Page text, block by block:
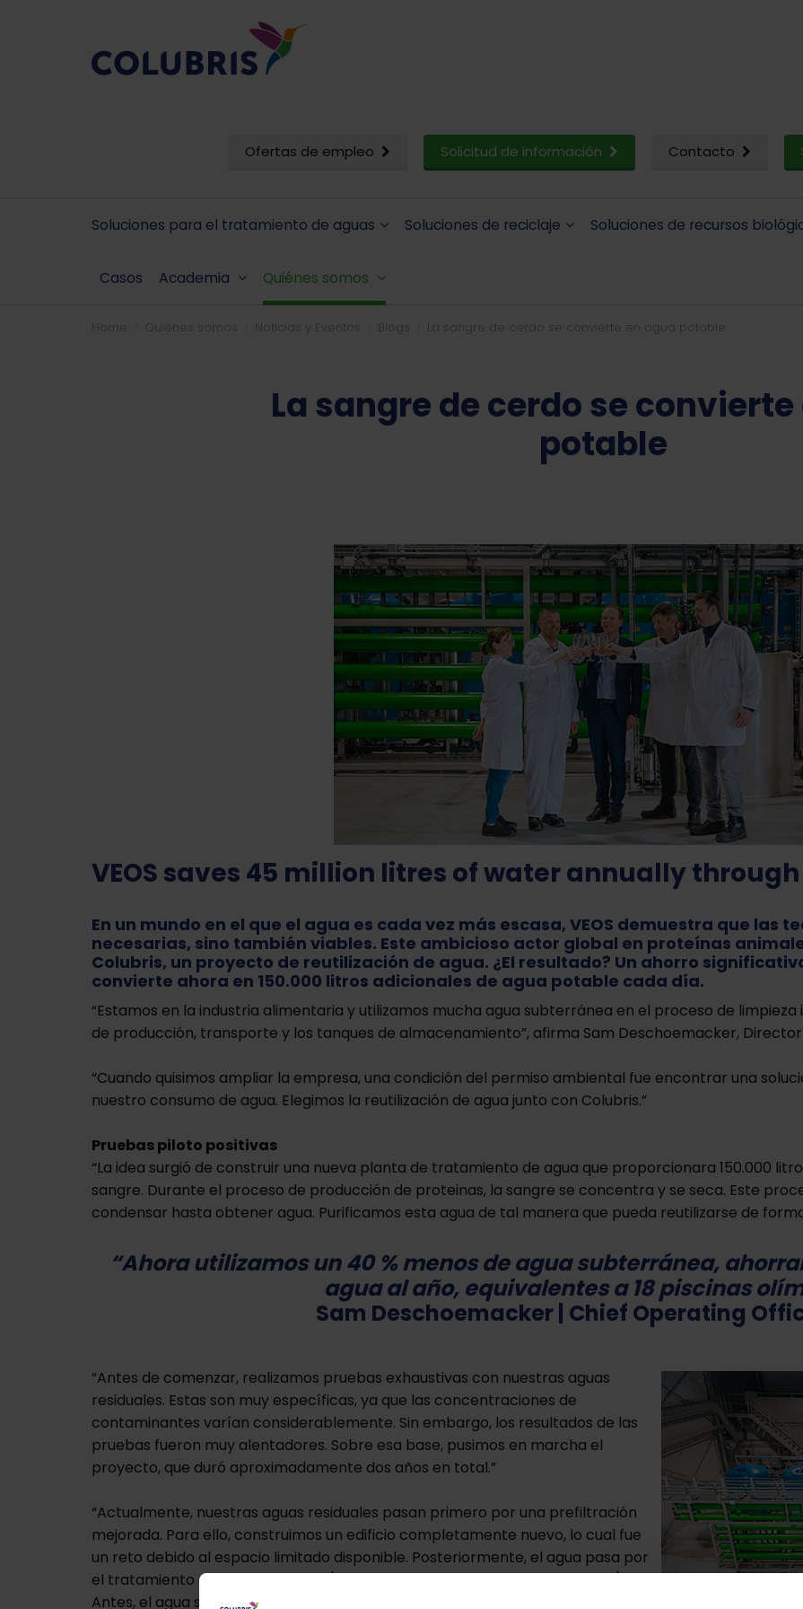
Ofertas de empleo Solicitud de información Contacto
Soluciones para el tratamiento de aguas Soluciones de reciclaje Soluciones de recursos
Casos Academia Quiénes somos
Home Quiénes somos Noticias y Eventos Blogs La sangre de cerdo se convierte en agua potable
La sangre de cerdo se
potable
VEOS saves 45 million litres of water annually
En un mundo en el que el agua es cada vez más escasa, VEOS demuestra que las
necesarias, sino también viables. Este ambicioso actor global en proteínas
Colubris, un proyecto de reutilización de agua. ¿El resultado? Un ahorro
convierte ahora en 150.000 litros adicionales de agua potable cada día.
“Estamos en la industria alimentaria y utilizamos mucha agua subterránea en el proceso de limpieza
de producción, transporte y los tanques de almacenamiento”, afirma Sam Deschoemacker, Director
“Cuando quisimos ampliar la empresa, una condición del permiso ambiental fue encontrar una
nuestro consumo de agua. Elegimos la reutilización de agua junto con Colubris.”
Pruebas piloto positivas
“La idea surgió de construir una nueva planta de tratamiento de agua que proporcionara 150.000
sangre. Durante el proceso de producción de proteinas, la sangre se concentra y se seca. Este
condensar hasta obtener agua. Purificamos esta agua de tal manera que pueda reutilizarse de
“Ahora utilizamos un 40 % menos de agua subterránea,
agua al año, equivalentes a 18 piscinas
Sam Deschoemacker| Chief Operating
“Antes de comenzar, realizamos pruebas exhaustivas con nuestras aguas
residuales. Estas son muy específicas, ya que las concentraciones de
contaminantes varían considerablemente. Sin embargo, los resultados de las
pruebas fueron muy alentadores. Sobre esa base, pusimos en marcha el
proyecto, que duró aproximadamente dos años en total.”
“Actualmente, nuestras aguas residuales pasan primero por una prefiltración
mejorada. Para ello, construimos un edificio completamente nuevo, lo cual fue
un reto debido al espacio limitado disponible. Posteriormente, el agua pasa por
el tratamiento de agua existente (pretratamiento y tratamiento biológico).
Antes, el agua se vertía al arroyo. Ahora, pasa a la nueva planta de ósmosis